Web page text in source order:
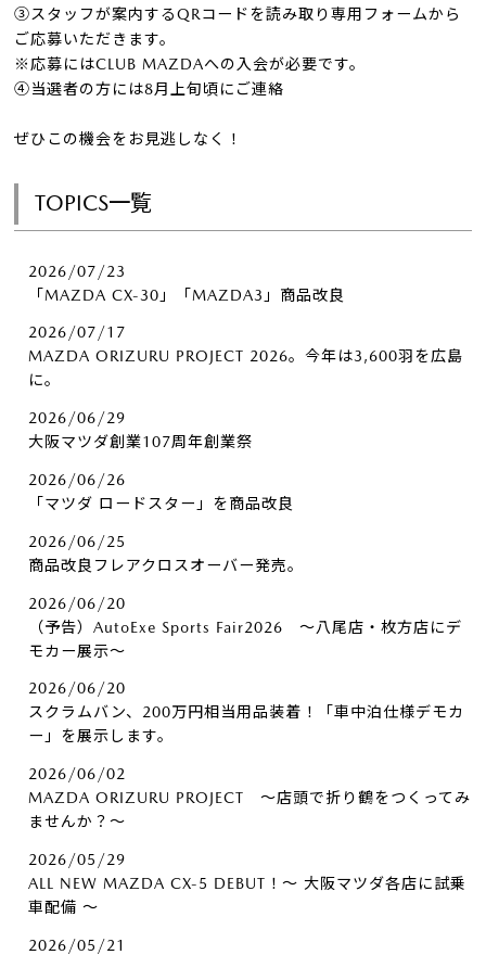
③スタッフが案内するQRコードを読み取り専用フォームから
ご応募いただきます。
※応募にはCLUB MAZDAへの入会が必要です。
④当選者の方には8月上旬頃にご連絡
ぜひこの機会をお見逃しなく！
TOPICS一覧
2026/07/23
「MAZDA CX-30」「MAZDA3」商品改良
2026/07/17
MAZDA ORIZURU PROJECT 2026。今年は3,600羽を広島
に。
2026/06/29
大阪マツダ創業107周年創業祭
2026/06/26
「マツダ ロードスター」を商品改良
2026/06/25
商品改良フレアクロスオーバー発売。
2026/06/20
（予告）AutoExe Sports Fair2026 ～八尾店・枚方店にデ
モカー展示～
2026/06/20
スクラムバン、200万円相当用品装着！「車中泊仕様デモカ
ー」を展示します。
2026/06/02
MAZDA ORIZURU PROJECT ～店頭で折り鶴をつくってみ
ませんか？～
2026/05/29
ALL NEW MAZDA CX-5 DEBUT！～ 大阪マツダ各店に試乗
車配備 ～
2026/05/21